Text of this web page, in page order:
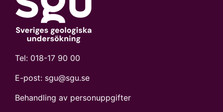
Tel: 018-17 90 00
E-post: sgu@sgu.se
Behandling av personuppgifter